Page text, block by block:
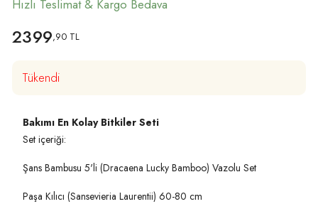
2399,90 TL
Tükendi
Bakımı En Kolay Bitkiler Seti
Set içeriği:
Şans Bambusu 5'li (Dracaena Lucky Bamboo) Vazolu Set
Paşa Kılıcı (Sansevieria Laurentii) 60-80 cm